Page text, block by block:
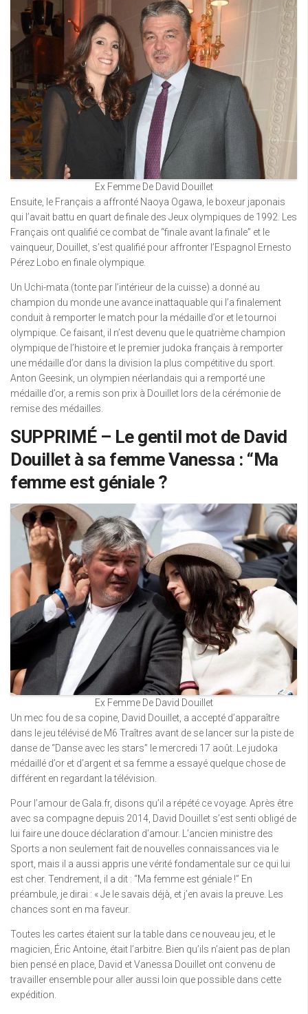
Ex Femme De David Douillet
Ensuite, le Français a affronté Naoya Ogawa, le boxeur japonais
qui l’avait battu en quart de finale des Jeux olympiques de 1992. Les
Français ont qualifié ce combat de “finale avant la finale” et le
vainqueur, Douillet, s’est qualifié pour affronter l’Espagnol Ernesto
Pérez Lobo en finale olympique.
Un Uchi-mata (tonte par l’intérieur de la cuisse) a donné au
champion du monde une avance inattaquable qui l’a finalement
conduit à remporter le match pour la médaille d’or et le tournoi
olympique. Ce faisant, il n’est devenu que le quatrième champion
olympique de l’histoire et le premier judoka français à remporter
une médaille d’or dans la division la plus compétitive du sport.
Anton Geesink, un olympien néerlandais qui a remporté une
médaille d’or, a remis son prix à Douillet lors de la cérémonie de
remise des médailles.
SUPPRIMÉ – Le gentil mot de David
Douillet à sa femme Vanessa : “Ma
femme est géniale ?
Ex Femme De David Douillet
Un mec fou de sa copine, David Douillet, a accepté d’apparaître
dans le jeu télévisé de M6 Traîtres avant de se lancer sur la piste de
danse de “Danse avec les stars” le mercredi 17 août. Le judoka
médaillé d’or et d’argent et sa femme a essayé quelque chose de
différent en regardant la télévision.
Pour l’amour de Gala.fr, disons qu’il a répété ce voyage. Après être
avec sa compagne depuis 2014, David Douillet s’est senti obligé de
lui faire une douce déclaration d’amour. L’ancien ministre des
Sports a non seulement fait de nouvelles connaissances via le
sport, mais il a aussi appris une vérité fondamentale sur ce qui lui
est cher. Tendrement, il a dit : “Ma femme est géniale !” En
préambule, je dirai : « Je le savais déjà, et j’en avais la preuve. Les
chances sont en ma faveur.
Toutes les cartes étaient sur la table dans ce nouveau jeu, et le
magicien, Éric Antoine, était l’arbitre. Bien qu’ils n’aient pas de plan
bien pensé en place, David et Vanessa Douillet ont convenu de
travailler ensemble pour aller aussi loin que possible dans cette
expédition.